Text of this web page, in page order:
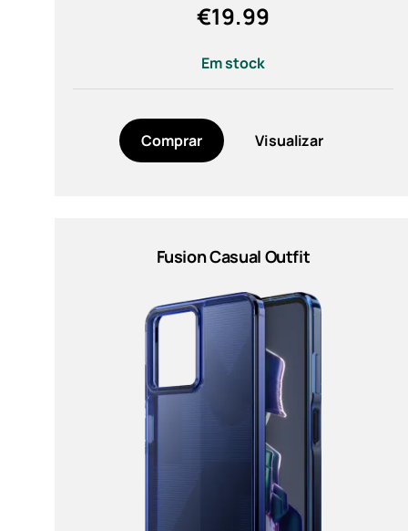
Black (2)
Azul (1)
Indigo Blue (1)
Funciones
100% recycled PC, +60%
Cancellation) ENC (Enviromental
€19.99
Em stock
Comprar Visualizar
Fusion Casual Outfit